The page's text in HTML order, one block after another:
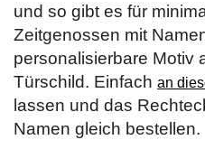
und so gibt es für
Zeitgenossen mit
personalisierbare Motiv
Türschild. Einfach an
lassen und das
Namen gleich bestellen.